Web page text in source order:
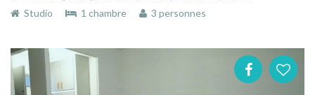
Studio
1 chambre 3 personnes